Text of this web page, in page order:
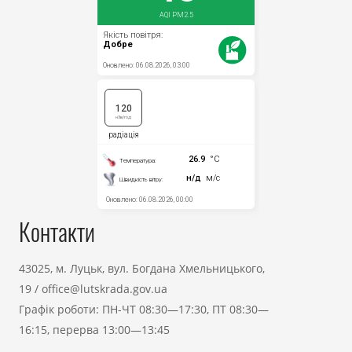
Контакти
43025, м. Луцьк, вул. Богдана Хмельницького,
19 / office@lutskrada.gov.ua
Графік роботи: ПН-ЧТ 08:30—17:30, ПТ 08:30—
16:15, перерва 13:00—13:45